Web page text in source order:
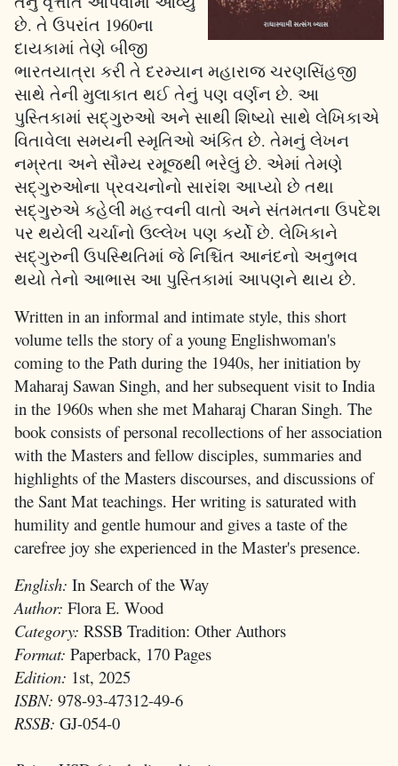
છે. તે ઉપરાંત 1960ના
દાયકામાં તેણે બીજી
ભારતયાત્રા કરી તે દરમ્યાન મહારાજ ચરણસિંહજી
સાથે તેની મુલાકાત થઈ તેનું પણ વર્ણન છે. આ
પુસ્તિકામાં સદ્ગુરુઓ અને સાથી શિષ્યો સાથે લેખિકાએ
વિતાવેલા સમયની સ્મૃતિઓ અંકિત છે. તેમનું લેખન
નમ્રતા અને સૌમ્ય રમૂજથી ભરેલું છે. એમાં તેમણે
સદ્ગુરુઓના પ્રવચનોનો સારાંશ આપ્યો છે તથા
સદ્ગુરુએ કહેલી મહત્ત્વની વાતો અને સંતમતના ઉપદેશ
પર થયેલી ચર્ચાનો ઉલ્લેખ પણ કર્યો છે. લેખિકાને
સદ્ગુરુની ઉપસ્થિતિમાં જે નિશ્ચિંત આનંદનો અનુભવ
થયો તેનો આભાસ આ પુસ્તિકામાં આપણને થાય છે.
Written in an informal and intimate style, this short
volume tells the story of a young Englishwoman's
coming to the Path during the 1940s, her initiation by
Maharaj Sawan Singh, and her subsequent visit to India
in the 1960s when she met Maharaj Charan Singh. The
book consists of personal recollections of her association
with the Masters and fellow disciples, summaries and
highlights of the Masters discourses, and discussions of
the Sant Mat teachings. Her writing is saturated with
humility and gentle humour and gives a taste of the
carefree joy she experienced in the Master's presence.
English: In Search of the Way
Author: Flora E. Wood
Category: RSSB Tradition: Other Authors
Format: Paperback, 170 Pages
Edition: 1st, 2025
ISBN: 978-93-47312-49-6
RSSB: GJ-054-0